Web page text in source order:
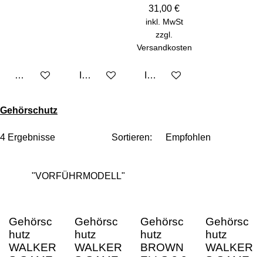
Bei Verfügbarkeit benachrichtigen
In den Warenkorb
31,00 €
inkl. MwSt
zzgl.
Versandkosten
In den Warenkorb
Gehörschutz
4 Ergebnisse Sortieren:
Gehörsc
hutz
WALKER
"VORFÜHRMODELL"
Gehörsc
hutz
WALKER
Gehörsc
hutz
BROWN
Gehörsc
hutz
WALKER